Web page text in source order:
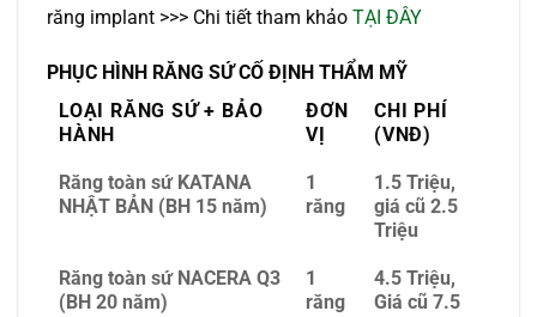
răng implant >>> Chi tiết tham khảo TẠI ĐÂY
PHỤC HÌNH RĂNG SỨ CỐ ĐỊNH THẨM MỸ
LOẠI RĂNG SỨ + BẢO
HÀNH
ĐƠN
VỊ
CHI PHÍ
(VNĐ)
Răng toàn sứ KATANA
NHẬT BẢN (BH 15 năm)
1
răng
1.5 Triệu,
giá cũ 2.5
Triệu
Răng toàn sứ NACERA Q3
(BH 20 năm)
1
răng
4.5 Triệu,
Giá cũ 7.5